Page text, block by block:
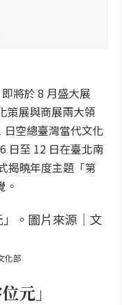
將於 8 月盛大展
策展與商展兩大領
空總臺灣當代文化
日至 12 日在臺北南
揭曉年度主題「第
化部
元」